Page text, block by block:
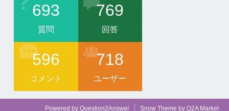
693
質問
769
回答
596
コメント
718
ユーザー
Snow Theme by Q2A Market
Powered by Question2Answer